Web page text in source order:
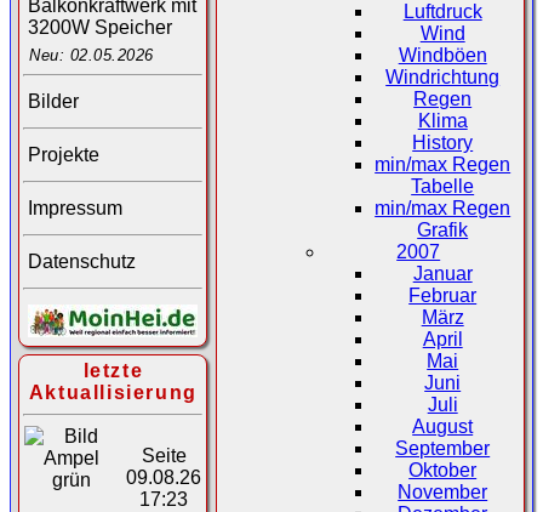
Balkonkraftwerk mit
3200W Speicher
Neu: 02.05.2026
Bilder
Projekte
Impressum
Datenschutz
letzte
Aktuallisierung
Seite
09.08.26
17:23
Luftdruck
Wind
Windböen
Windrichtung
Regen
Klima
History
min/max Regen
Tabelle
min/max Regen
Grafik
2007
Januar
Februar
März
April
Mai
Juni
Juli
August
September
Oktober
November